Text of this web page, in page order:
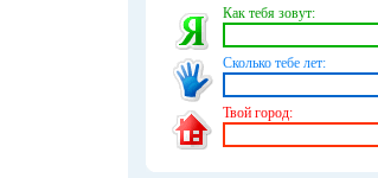
Как тебя зовут:
Сколько тебе лет:
Твой город: